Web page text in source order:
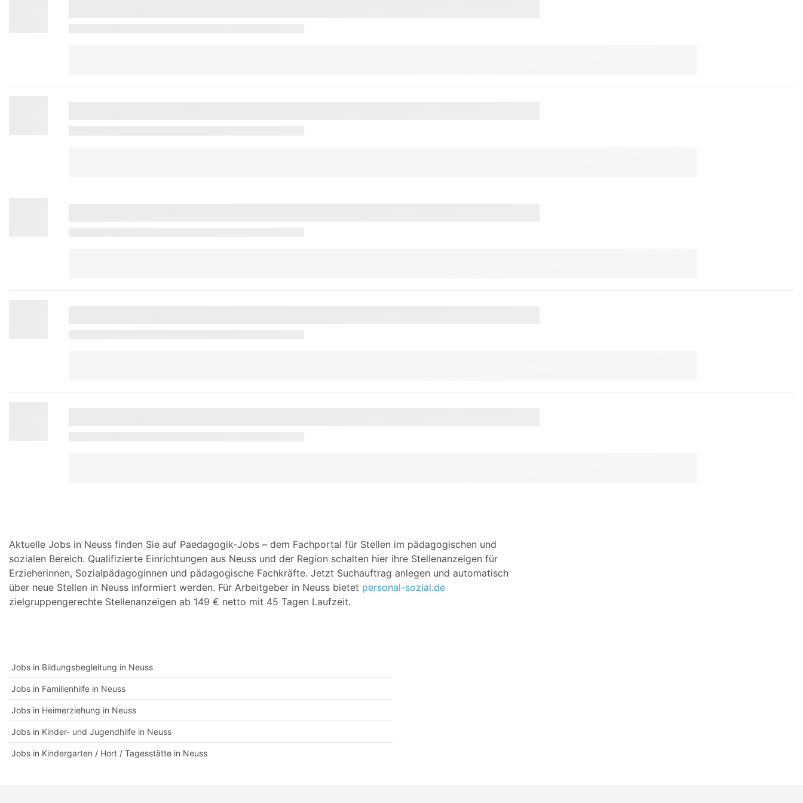
Aktuelle Jobs in Neuss finden Sie auf Paedagogik-Jobs – dem Fachportal für Stellen im pädagogischen und
sozialen Bereich. Qualifizierte Einrichtungen aus Neuss und der Region schalten hier ihre Stellenanzeigen für
Erzieherinnen, Sozialpädagoginnen und pädagogische Fachkräfte. Jetzt Suchauftrag anlegen und automatisch
über neue Stellen in Neuss informiert werden. Für Arbeitgeber in Neuss bietet personal-sozial.de
zielgruppengerechte Stellenanzeigen ab 149 € netto mit 45 Tagen Laufzeit.
Jobs in Bildungsbegleitung in Neuss
Jobs in Familienhilfe in Neuss
Jobs in Heimerziehung in Neuss
Jobs in Kinder- und Jugendhilfe in Neuss
Jobs in Kindergarten / Hort / Tagesstätte in Neuss